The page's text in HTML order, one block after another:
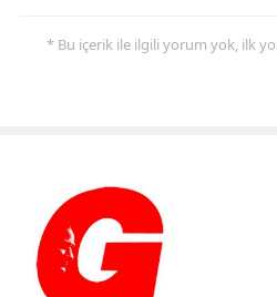
* Bu içerik ile ilgili yorum yok, ilk